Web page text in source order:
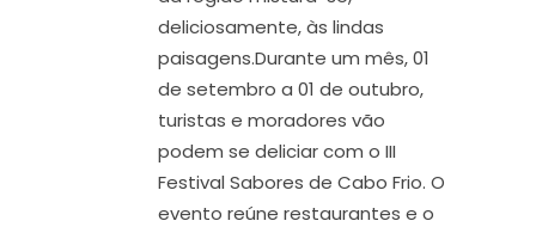
deliciosamente, às lindas
paisagens.Durante um mês, 01
de setembro a 01 de outubro,
turistas e moradores vão
podem se deliciar com o III
Festival Sabores de Cabo Frio. O
evento reúne restaurantes e o